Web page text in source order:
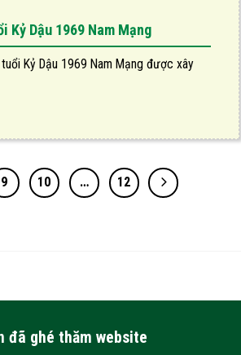
Kỷ Dậu 1969 Nam Mạng
Kỷ Dậu 1969 Nam Mạng được xây
9 10 … 12
đã ghé thăm website